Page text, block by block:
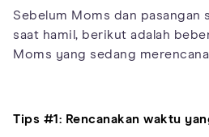
Sebelum Moms dan pasangan
saat hamil, berikut adalah
Moms yang sedang
Tips #1: Rencanakan waktu